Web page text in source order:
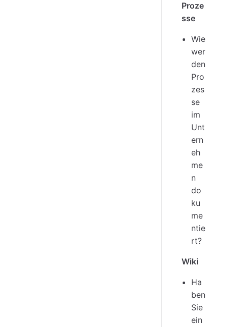
Proze
sse
Wie
wer
den
Pro
zes
se
im
Unt
ern
eh
me
n
do
ku
me
ntie
rt?
Wiki
Ha
ben
Sie
ein